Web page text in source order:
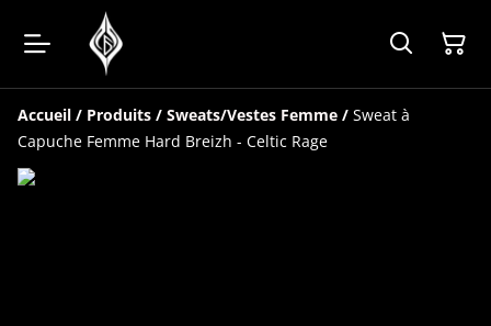
Accueil / Produits / Sweats/Vestes Femme / Sweat à
Capuche Femme Hard Breizh - Celtic Rage